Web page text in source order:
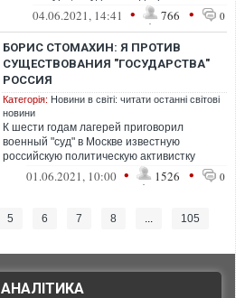
знающих изнутри российскую Систему и
04.06.2021, 14:41 • 766 • 0
БОРИС СТОМАХИН: Я ПРОТИВ
СУЩЕСТВОВАНИЯ "ГОСУДАРСТВА"
РОССИЯ
Категорія: Новини в світі: читати останні світові
новини
К шести годам лагерей приговорил
военный "суд" в Москве известную
российскую политическую активистку
Дарью Полюдову. Приговорил, как и всех
01.06.2021, 10:00 • 1526 • 0
5 6 7 8 ... 105
АНАЛІТИКА